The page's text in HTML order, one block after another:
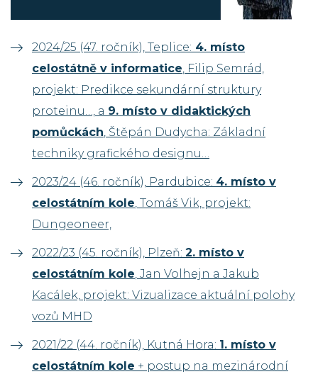
2024/25 (47. ročník), Teplice: 4. místo
celostátně v informatice , Filip Semrád,
projekt: Predikce sekundární struktury
proteinu…, a 9. místo v didaktických
pomůckách , Štěpán Dudycha: Základní
techniky grafického designu…
2023/24 (46. ročník), Pardubice: 4. místo v
celostátním kole , Tomáš Vik, projekt:
Dungeoneer,
2022/23 (45. ročník), Plzeň: 2. místo v
celostátním kole , Jan Volhejn a Jakub
Kacálek, projekt: Vizualizace aktuální polohy
vozů MHD
2021/22 (44. ročník), Kutná Hora: 1. místo v
celostátním kole + postup na mezinárodní